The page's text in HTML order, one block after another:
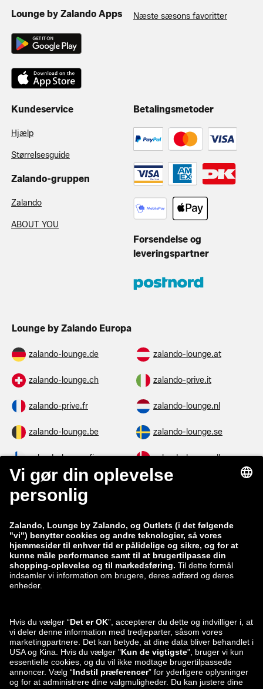
Lounge by Zalando Apps Næste sæsons favoritter
Kundeservice
Hjælp
Størrelsesguide
Zalando-gruppen
Zalando
ABOUT YOU
Betalingsmetoder
Forsendelse og
leveringspartner
Lounge by Zalando Europa
zalando-lounge.de zalando-lounge.at
zalando-lounge.ch zalando-prive.it
zalando-prive.fr zalando-lounge.nl
zalando-lounge.be zalando-lounge.se
zalando-lounge.fi zalando-lounge.dk
zalando-lounge.co.uk zalando-lounge.pl
zalando-lounge.lt zalando-lounge.sk
zalando-lounge.ro zalando-lounge.hr
zalando-lounge.si
zalando-lounge.lv zalando-lounge.no